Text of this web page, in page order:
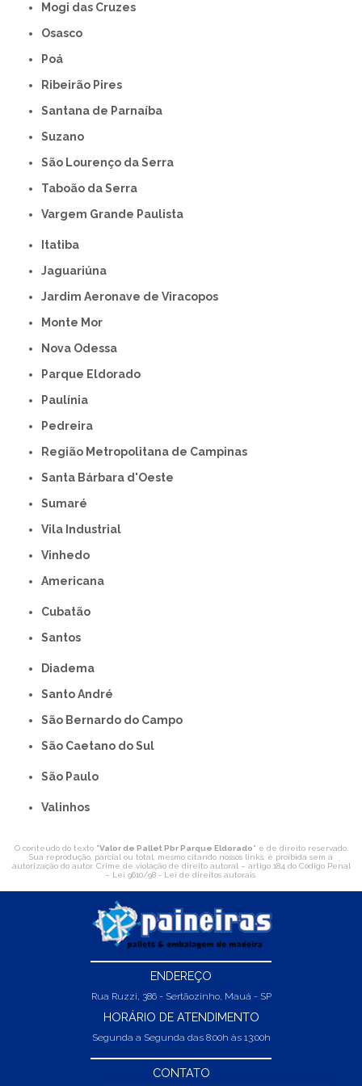
Mogi das Cruzes
Osasco
Poá
Ribeirão Pires
Santana de Parnaíba
Suzano
São Lourenço da Serra
Taboão da Serra
Vargem Grande Paulista
Itatiba
Jaguariúna
Jardim Aeronave de Viracopos
Monte Mor
Nova Odessa
Parque Eldorado
Paulínia
Pedreira
Região Metropolitana de Campinas
Santa Bárbara d'Oeste
Sumaré
Vila Industrial
Vinhedo
americana
Cubatão
Santos
Diadema
Santo André
São Bernardo do Campo
São Caetano do Sul
São Paulo
Valinhos
O conteúdo do texto "Valor de Pallet Pbr Parque Eldorado" é de direito reservado.
Sua reprodução, parcial ou total, mesmo citando nossos links, é proibida sem a
autorização do autor. Crime de violação de direito autoral – artigo 184 do Código Penal
– Lei 9610/98 - Lei de direitos autorais
ENDEREÇO
Rua Ruzzi, 386 - Sertãozinho, Mauá - SP
HORÁRIO DE ATENDIMENTO
Segunda a Segunda das 8:00h às 13:00h
CONTATO